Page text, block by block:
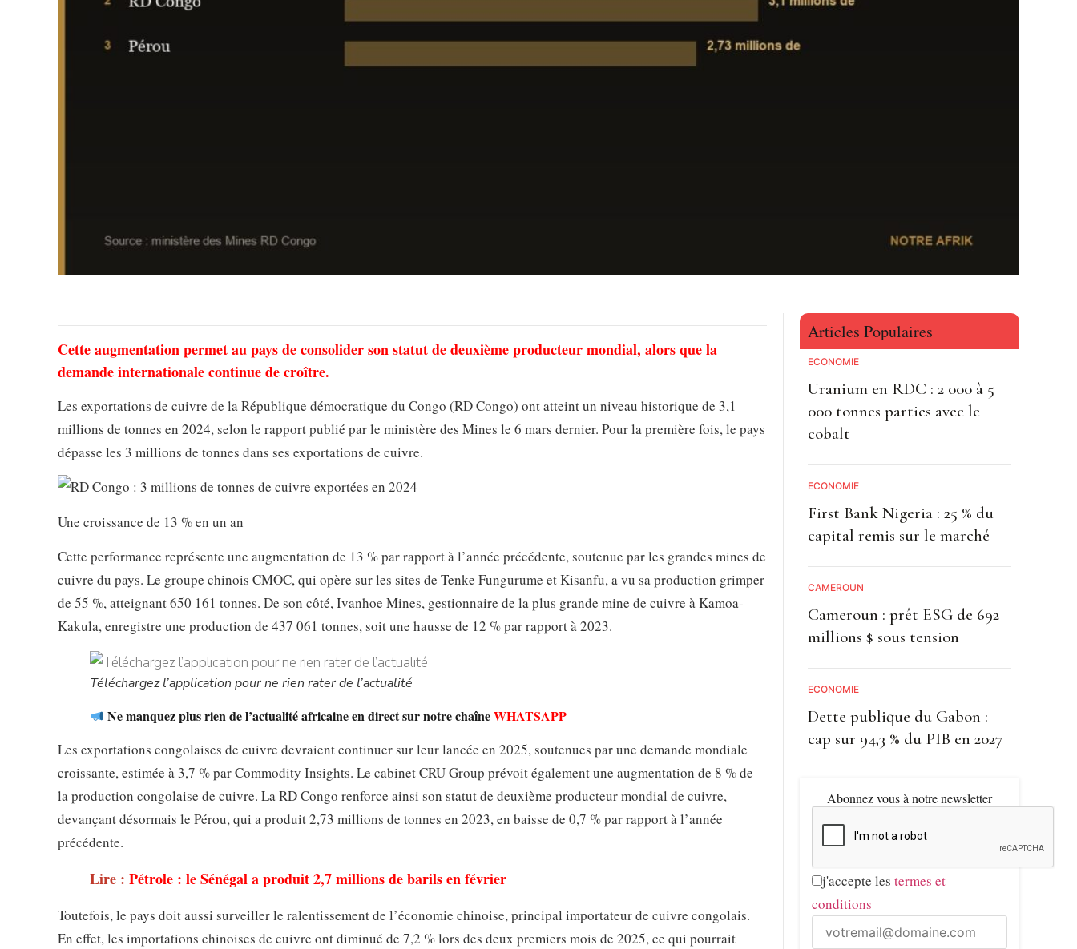
Cette augmentation permet au pays de consolider son statut de deuxième producteur mondial, alors que la
demande internationale continue de croître.
Les exportations de cuivre de la République démocratique du Congo (RD Congo) ont atteint un niveau historique de 3,1
millions de tonnes en 2024, selon le rapport publié par le ministère des Mines le 6 mars dernier. Pour la première fois, le pays
dépasse les 3 millions de tonnes dans ses exportations de cuivre.
Une croissance de 13 % en un an
Cette performance représente une augmentation de 13 % par rapport à l’année précédente, soutenue par les grandes mines de
cuivre du pays. Le groupe chinois CMOC, qui opère sur les sites de Tenke Fungurume et Kisanfu, a vu sa production grimper
de 55 %, atteignant 650 161 tonnes. De son côté, Ivanhoe Mines, gestionnaire de la plus grande mine de cuivre à Kamoa-
Kakula, enregistre une production de 437 061 tonnes, soit une hausse de 12 % par rapport à 2023.
Téléchargez l’application pour ne rien rater de l’actualité
Ne manquez plus rien de l’actualité africaine en direct sur notre chaîneWHATSAPP
Les exportations congolaises de cuivre devraient continuer sur leur lancée en 2025, soutenues par une demande mondiale
croissante, estimée à 3,7 % par Commodity Insights. Le cabinet CRU Group prévoit également une augmentation de 8 % de
la production congolaise de cuivre. La RD Congo renforce ainsi son statut de deuxième producteur mondial de cuivre,
devançant désormais le Pérou, qui a produit 2,73 millions de tonnes en 2023, en baisse de 0,7 % par rapport à l’année
précédente.
Lire : Pétrole : le Sénégal a produit 2,7 millions de barils en février
Toutefois, le pays doit aussi surveiller le ralentissement de l’économie chinoise, principal importateur de cuivre congolais.
En effet, les importations chinoises de cuivre ont diminué de 7,2 % lors des deux premiers mois de 2025, ce qui pourrait
Articles Populaires
ECONOMIE
Uranium en RDC : 2 000 à 5
000 tonnes parties avec le
cobalt
ECONOMIE
First Bank Nigeria : 25 % du
capital remis sur le marché
CAMEROUN
Cameroun : prêt ESG de 692
millions $ sous tension
ECONOMIE
Dette publique du Gabon :
cap sur 94,3 % du PIB en 2027
Abonnez vous à notre newsletter
j'accepte les termes et
conditions